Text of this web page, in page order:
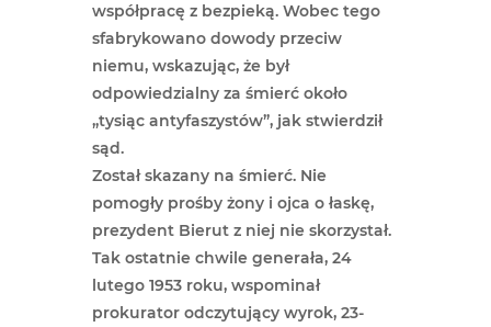
współpracę z bezpieką. Wobec tego
sfabrykowano dowody przeciw
niemu, wskazując, że był
odpowiedzialny za śmierć około
„tysiąc antyfaszystów”, jak stwierdził
sąd.
Został skazany na śmierć. Nie
pomogły prośby żony i ojca o łaskę,
prezydent Bierut z niej nie skorzystał.
Tak ostatnie chwile generała, 24
lutego 1953 roku, wspominał
prokurator odczytujący wyrok, 23-